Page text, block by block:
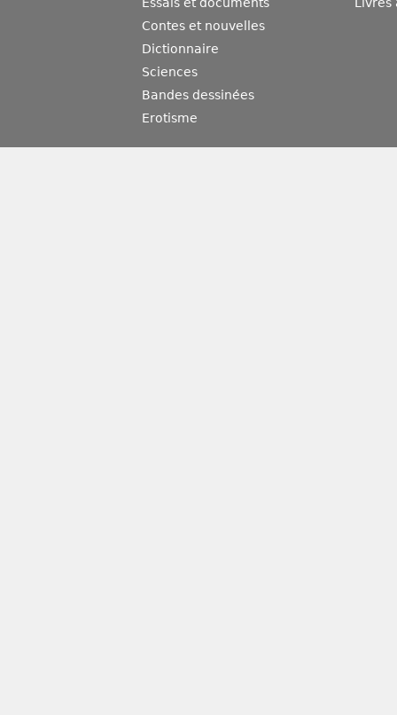
Essais et documents
Contes et nouvelles
Dictionnaire
Sciences
Bandes dessinées
Erotisme
Livres